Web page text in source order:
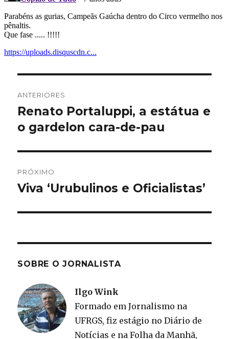
de
Post
ANTERIORES
Post
anterior:
Renato Portaluppi, a estátua e
o gardelon cara-de-pau
PRÓXIMO
Próximo
Viva ‘Urubulinos e Oficialistas’
SOBRE O JORNALISTA
Ilgo Wink
Formado em Jornalismo na
UFRGS, fiz estágio no Diário de
Notícias e na Folha da Manhã,